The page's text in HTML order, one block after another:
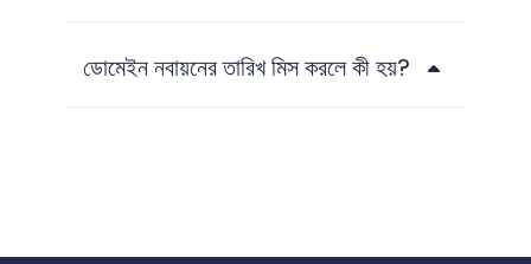
ডোমেইন নবায়নের তারিখ মিস করলে কী হয়?